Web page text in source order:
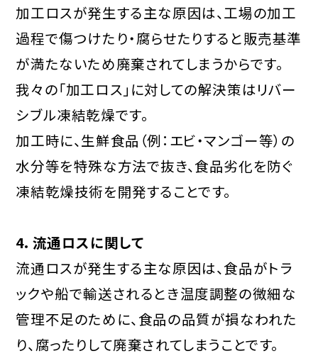
加工ロスが発生する主な原因は、工場の加工
過程で傷つけたり・腐らせたりすると販売基準
が満たないため廃棄されてしまうからです。
我々の「加工ロス」に対しての解決策はリバー
シブル凍結乾燥です。
加工時に、生鮮食品（例：エビ・マンゴー等）の
水分等を特殊な方法で抜き、食品劣化を防ぐ
凍結乾燥技術を開発することです。
4．流通ロスに関して
流通ロスが発生する主な原因は、食品がトラ
ックや船で輸送されるとき温度調整の微細な
管理不足のために、食品の品質が損なわれた
り、腐ったりして廃棄されてしまうことです。